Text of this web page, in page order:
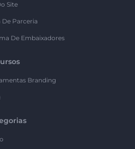
Site
De Parceria
De Embaixadores
Branding